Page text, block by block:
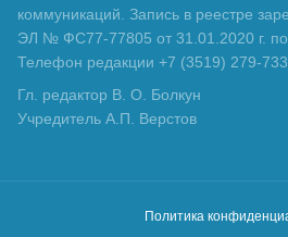
коммуникаций. Запись в реестре
ЭЛ № ФС77-77805 от 31.01.2020 г.
Телефон редакции +7 (3519) 279-733
Гл. редактор В. О. Болкун
Учредитель А.П. Верстов
Политика